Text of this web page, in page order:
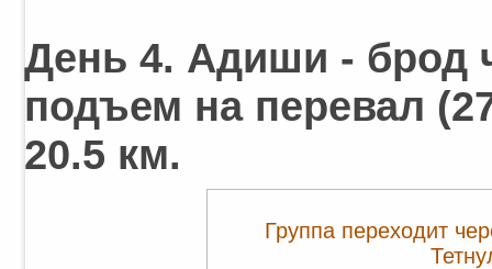
День 4. Адиши - брод
подъем на перевал
20.5 км.
Группа переходит